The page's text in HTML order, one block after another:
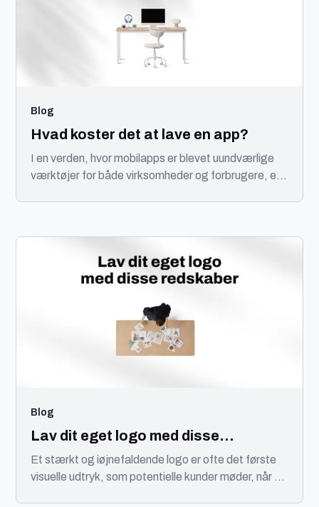
Blog
Hvad koster det at lave en app?
I en verden, hvor mobilapps er blevet uundværlige
værktøjer for både virksomheder og forbrugere, er
Blog
Lav dit eget logo med disse
redskaber
Et stærkt og iøjnefaldende logo er ofte det første
visuelle udtryk, som potentielle kunder møder, når de